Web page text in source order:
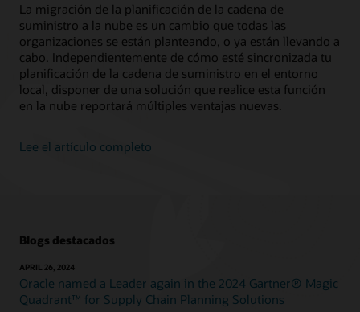
La migración de la planificación de la cadena de
suministro a la nube es un cambio que todas las
organizaciones se están planteando, o ya están llevando a
cabo. Independientemente de cómo esté sincronizada tu
planificación de la cadena de suministro en el entorno
local, disponer de una solución que realice esta función
en la nube reportará múltiples ventajas nuevas.
Lee el artículo completo
Blogs destacados
APRIL 26, 2024
Oracle named a Leader again in the 2024 Gartner® Magic
Quadrant™ for Supply Chain Planning Solutions